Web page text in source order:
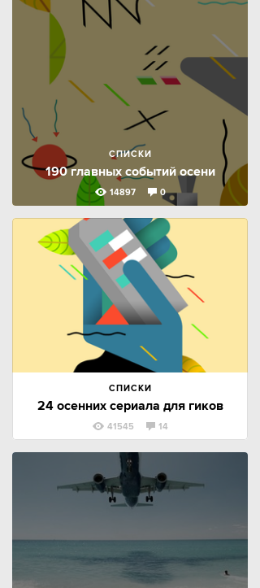
СПИСКИ
190 главных событий осени
14897 0
СПИСКИ
24 осенних сериала для гиков
41545 14